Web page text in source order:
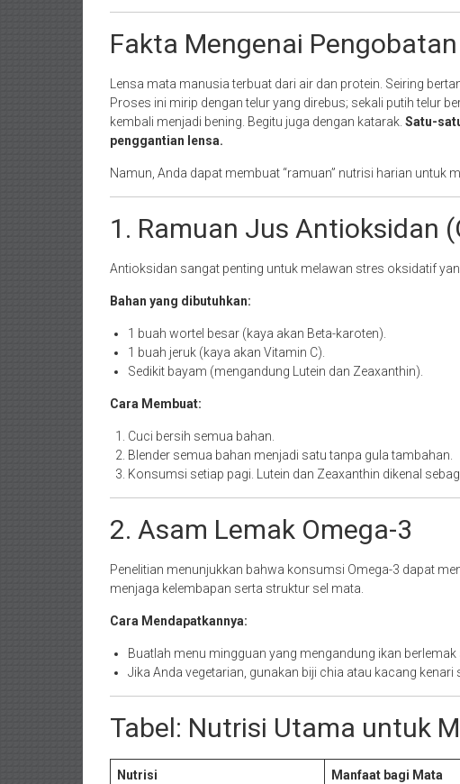
Fakta Mengenai
Lensa mata manusia terbuat dari air dan protein. Seiring
Proses ini mirip dengan telur yang direbus; sekali putih telur
kembali menjadi bening. Begitu juga dengan katarak. Satu-
penggantian lensa.
Namun, Anda dapat membuat “ramuan” nutrisi harian untuk
1. Ramuan Jus Antioksidan
Antioksidan sangat penting untuk melawan stres oksidatif
Bahan yang dibutuhkan:
1 buah wortel besar (kaya akan Beta-karoten).
1 buah jeruk (kaya akan Vitamin C).
Sedikit bayam (mengandung Lutein dan Zeaxanthin).
Cara Membuat:
Cuci bersih semua bahan.
Blender semua bahan menjadi satu tanpa gula tambahan.
Konsumsi setiap pagi. Lutein dan Zeaxanthin dikenal
2. Asam Lemak Omega-3
Penelitian menunjukkan bahwa konsumsi Omega-3 dapat
menjaga kelembapan serta struktur sel mata.
Cara Mendapatkannya:
Buatlah menu mingguan yang mengandung ikan
Jika Anda vegetarian, gunakan biji chia atau kacang
Tabel: Nutrisi Utama untuk
Nutrisi Manfaat bagi Mata